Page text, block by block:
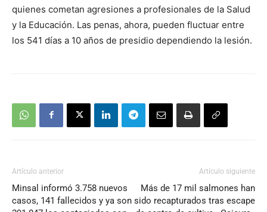
quienes cometan agresiones a profesionales de la Salud
y la Educación. Las penas, ahora, pueden fluctuar entre
los 541 días a 10 años de presidio dependiendo la lesión.
Artículo anterior
Minsal informó 3.758 nuevos
casos, 141 fallecidos y ya son
Artículo siguiente
Más de 17 mil salmones han
sido recapturados tras escape